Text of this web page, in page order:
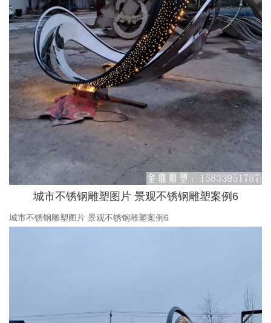
城市不锈钢雕塑图片 景观不锈钢雕塑案例6
城市不锈钢雕塑图片 景观不锈钢雕塑案例6